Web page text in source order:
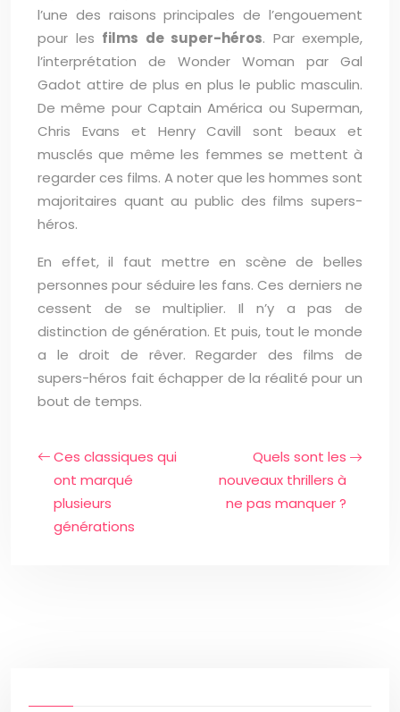
l’une des raisons principales de l’engouement
pour les films de super-héros. Par exemple,
l’interprétation de Wonder Woman par Gal
Gadot attire de plus en plus le public masculin.
De même pour Captain América ou Superman,
Chris Evans et Henry Cavill sont beaux et
musclés que même les femmes se mettent à
regarder ces films. A noter que les hommes sont
majoritaires quant au public des films supers-
héros.
En effet, il faut mettre en scène de belles
personnes pour séduire les fans. Ces derniers ne
cessent de se multiplier. Il n’y a pas de
distinction de génération. Et puis, tout le monde
a le droit de rêver. Regarder des films de
supers-héros fait échapper de la réalité pour un
bout de temps.
Ces classiques qui
ont marqué
plusieurs
générations
Quels sont les
nouveaux thrillers à
ne pas manquer ?